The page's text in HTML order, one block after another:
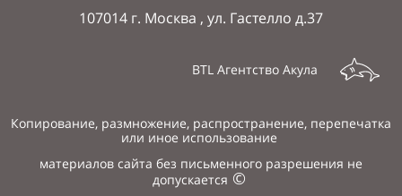
107014 г. Москва , ул. Гастелло д.37
BTL Агентство Акула
Копирование, размножение, распространение, перепечатка
или иное использование
материалов сайта без письменного разрешения не
допускается ©